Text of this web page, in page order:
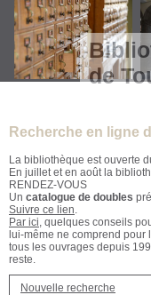
de
Recherche en ligne
La bibliothèque est ouverte
En juillet et en août la
RENDEZ-VOUS
Un catalogue de doubles
Suivre ce lien.
Par ici, quelques conseils
lui-même ne comprend
tous les ouvrages depuis
reste.
Nouvelle recherche